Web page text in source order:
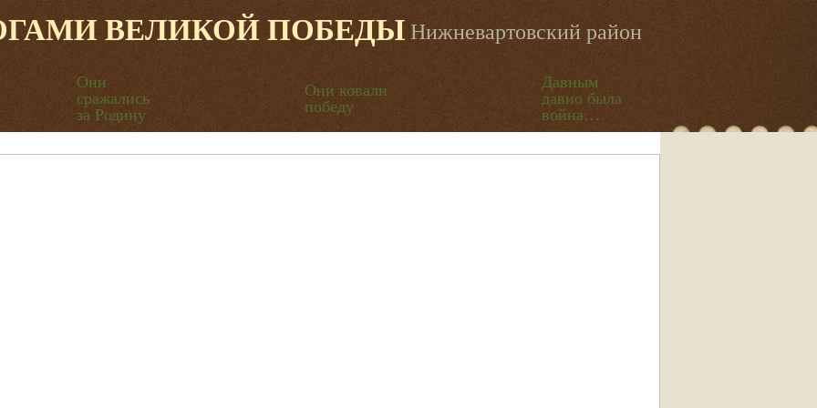
ВЕЛИКОЙ ПОБЕДЫ Нижневартовский район
Они
сражались
за Родину
Они ковали
победу
Давным
давно была
война…